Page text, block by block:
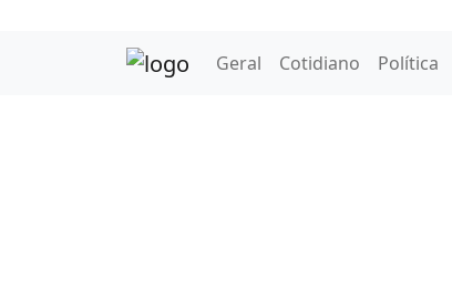
Geral Cotidiano Política